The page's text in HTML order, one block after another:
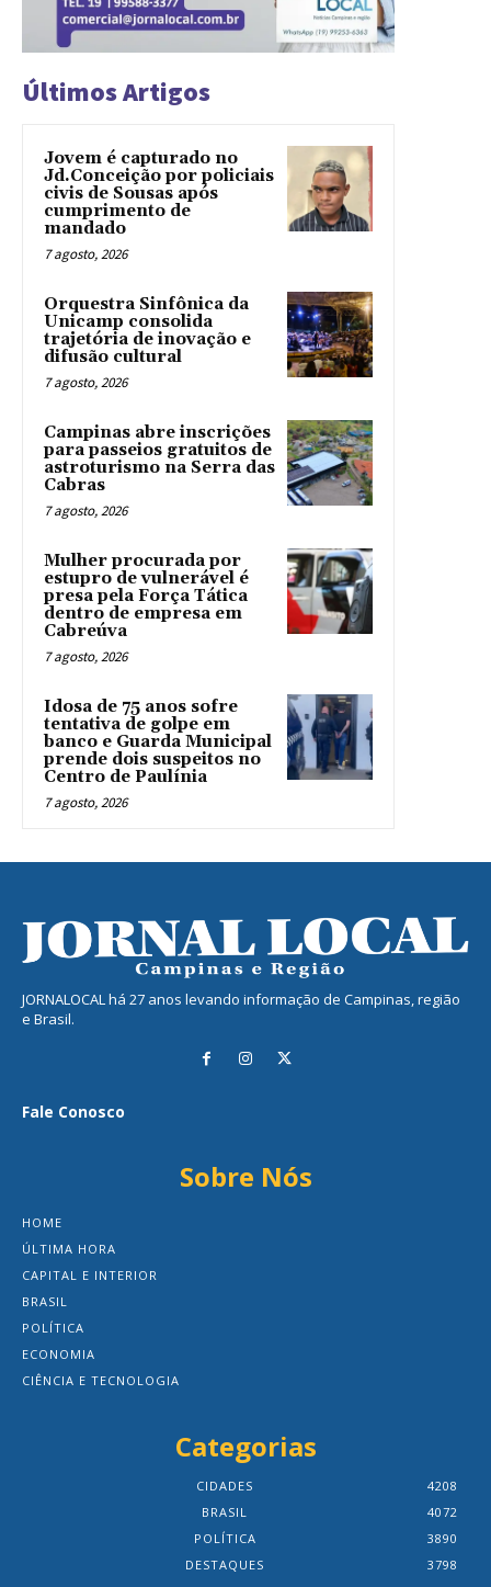
Últimos Artigos
Jovem é capturado no
Jd.Conceição por policiais
civis de Sousas após
cumprimento de
mandado
7 agosto, 2026
Orquestra Sinfônica da
Unicamp consolida
trajetória de inovação e
difusão cultural
7 agosto, 2026
Campinas abre inscrições
para passeios gratuitos de
astroturismo na Serra das
Cabras
7 agosto, 2026
Mulher procurada por
estupro de vulnerável é
presa pela Força Tática
dentro de empresa em
Cabreúva
7 agosto, 2026
Idosa de 75 anos sofre
tentativa de golpe em
banco e Guarda Municipal
prende dois suspeitos no
Centro de Paulínia
7 agosto, 2026
JORNALOCAL há 27 anos levando informação de Campinas, região
e Brasil.
Fale Conosco
Sobre Nós
HOME
ÚLTIMA HORA
CAPITAL E INTERIOR
BRASIL
POLÍTICA
ECONOMIA
CIÊNCIA E TECNOLOGIA
Categorias
CIDADES
4208
BRASIL
4072
POLÍTICA
3890
DESTAQUES
3798